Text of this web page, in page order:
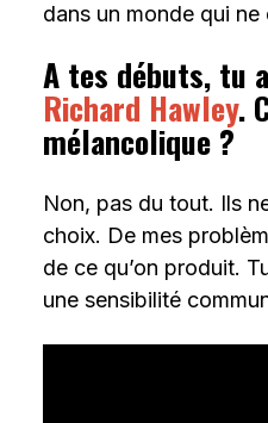
dans un monde qui
A tes débuts, tu
Richard Hawley.
mélancolique ?
Non, pas du tout. Ils
choix. De mes
de ce qu’on produit.
une sensibilité